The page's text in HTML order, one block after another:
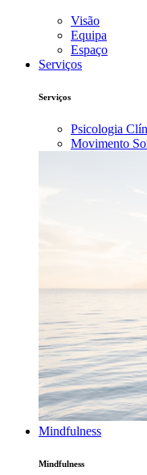
Visão
Equipa
Espaço
Serviços
Serviços
Psicologia
Movimento
Mindfulness
Mindfulness